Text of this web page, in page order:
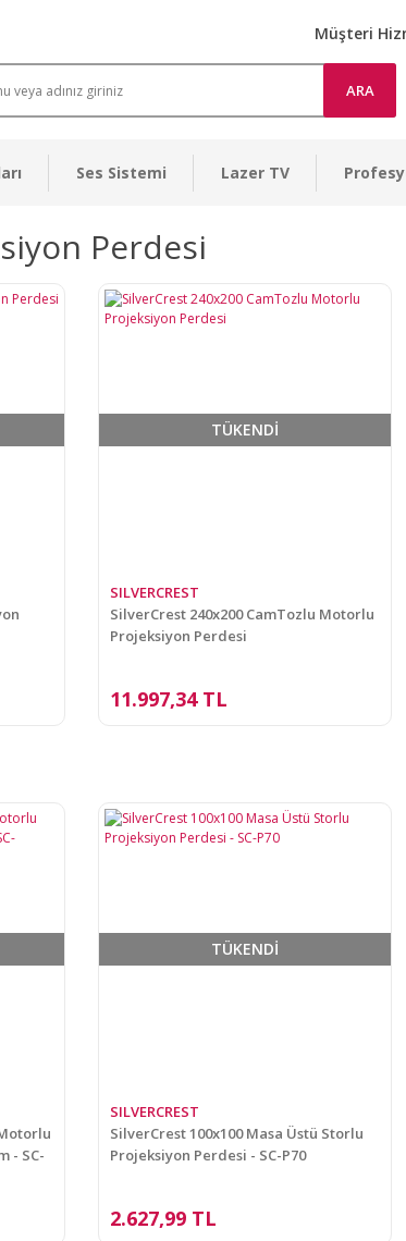
Müşteri
ARA
Ses Sistemi Lazer TV
Perdesi
TÜKENDİ
SILVERCREST
SilverCrest 240x200 CamTozlu Motorlu
Projeksiyon Perdesi
11.997,34 TL
- SC-
TÜKENDİ
SILVERCREST
SilverCrest 100x100 Masa Üstü Storlu
Projeksiyon Perdesi - SC-P70
2.627,99 TL